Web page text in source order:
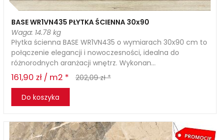
BASE WR1VN435 PŁYTKA ŚCIENNA 30x90
Waga: 14.78 kg
Płytka ścienna BASE WR1VN435 o wymiarach 30x90 cm to
połączenie elegancji i nowoczesności, idealna do
różnorodnych aranżacji wnętrz. Wykonan...
161,90 zł / m2 *
202,09 zł *
Do koszyka